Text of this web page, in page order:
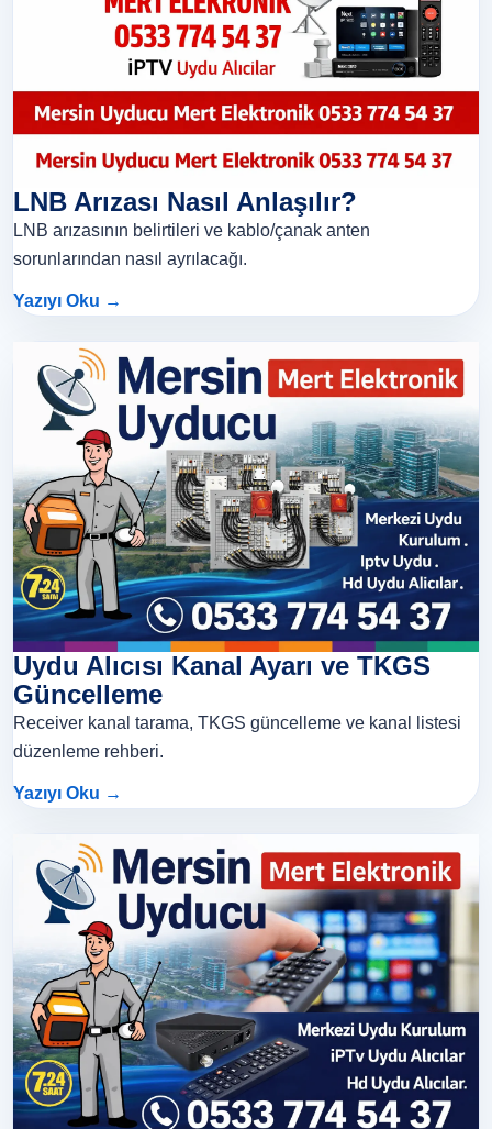
LNB Arızası Nasıl Anlaşılır?
LNB arızasının belirtileri ve kablo/çanak anten
sorunlarından nasıl ayrılacağı.
Yazıyı Oku →
Uydu Alıcısı Kanal Ayarı ve TKGS
Güncelleme
Receiver kanal tarama, TKGS güncelleme ve kanal listesi
düzenleme rehberi.
Yazıyı Oku →